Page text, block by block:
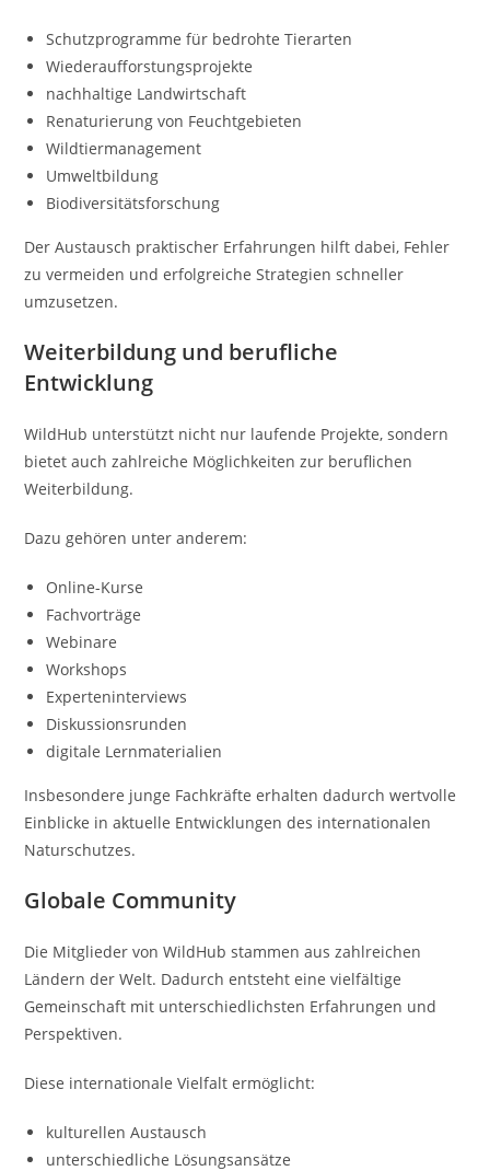
Schutzprogramme für bedrohte Tierarten
Wiederaufforstungsprojekte
nachhaltige Landwirtschaft
Renaturierung von Feuchtgebieten
Wildtiermanagement
Umweltbildung
Biodiversitätsforschung
Der Austausch praktischer Erfahrungen hilft dabei, Fehler
zu vermeiden und erfolgreiche Strategien schneller
umzusetzen.
Weiterbildung und berufliche
Entwicklung
WildHub unterstützt nicht nur laufende Projekte, sondern
bietet auch zahlreiche Möglichkeiten zur beruflichen
Weiterbildung.
Dazu gehören unter anderem:
Online-Kurse
Fachvorträge
Webinare
Workshops
Experteninterviews
Diskussionsrunden
digitale Lernmaterialien
Insbesondere junge Fachkräfte erhalten dadurch wertvolle
Einblicke in aktuelle Entwicklungen des internationalen
Naturschutzes.
Globale Community
Die Mitglieder von WildHub stammen aus zahlreichen
Ländern der Welt. Dadurch entsteht eine vielfältige
Gemeinschaft mit unterschiedlichsten Erfahrungen und
Perspektiven.
Diese internationale Vielfalt ermöglicht:
kulturellen Austausch
unterschiedliche Lösungsansätze